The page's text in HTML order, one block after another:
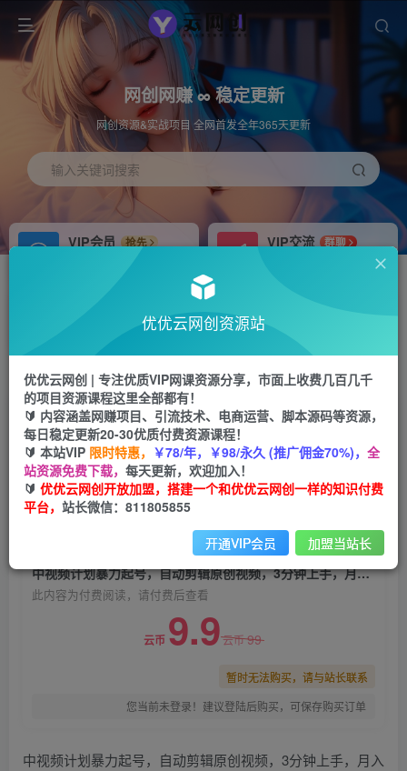
网创网赚 ∞ 稳定更新
网创资源&实战项目 全网首发全年365天更新
输入关键词搜索
VIP会员
抢先
免费下载全站资源
VIP交流
群聊
研究探讨更多创业项目路子。
站长V：hu91275
推荐
首页 冒泡网 正文
中视频计划暴力起号，自动剪辑原创视频，3分钟
上手，月入2W+
优优云网创
2年前发布
关注 私信
中视频计划暴力起号，自动剪辑原创视频，3分钟上手，月入2W+
此内容为付费阅读，请付费后查看
云币 9.9云币99
暂时无法购买，请与站长联系
您当前未登录！建议登陆后购买，可保存购买订单
中视频计划暴力起号，自动剪辑原创视频，3分钟上手，月入
优优云网创资源站
优优云网创 | 专注优质VIP网课资源分享，市面上收费几百几千
的项目资源课程这里全部都有！
🔰 内容涵盖网赚项目、引流技术、电商运营、脚本源码等资源，
每日稳定更新20-30优质付费资源课程！
🔰 本站VIP 限时特惠， ￥78/年，￥98/永久 (推广佣金70%)， 全
站资源免费下载， 每天更新，欢迎加入！
🔰 优优云网创开放加盟，搭建一个和优优云网创一样的知识付费
平台， 站长微信：811805855
开通VIP会员 加盟当站长